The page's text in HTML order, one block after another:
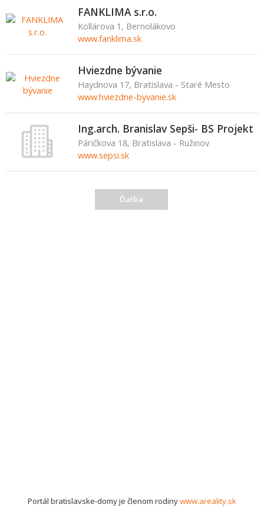
FANKLIMA s.r.o.
Kollárova 1, Bernolákovo
www.fanklima.sk
Hviezdne bývanie
Haydnova 17, Bratislava - Staré Mesto
www.hviezdne-byvanie.sk
Ing.arch. Branislav Sepši- BS Projekt
Páričkova 18, Bratislava - Ružinov
www.sepsi.sk
Ďalšia
Portál bratislavske-domy je členom rodinywww.areality.sk